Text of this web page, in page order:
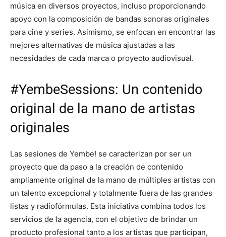
música en diversos proyectos, incluso proporcionando
apoyo con la composición de bandas sonoras originales
para cine y series. Asimismo, se enfocan en encontrar las
mejores alternativas de música ajustadas a las
necesidades de cada marca o proyecto audiovisual.
#YembeSessions: Un contenido
original de la mano de artistas
originales
Las sesiones de Yembe! se caracterizan por ser un
proyecto que da paso a la creación de contenido
ampliamente original de la mano de múltiples artistas con
un talento excepcional y totalmente fuera de las grandes
listas y radiofórmulas. Esta iniciativa combina todos los
servicios de la agencia, con el objetivo de brindar un
producto profesional tanto a los artistas que participan,